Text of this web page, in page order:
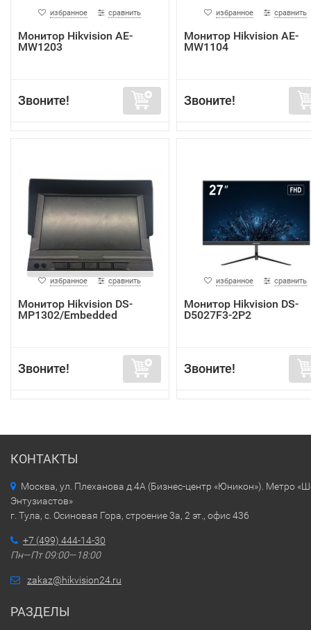
избранное сравнить
Монитор Hikvision AE-
MW1203
Звоните!
избранное сравнить
Монитор Hikvision AE-
MW1104
Звоните!
избранное сравнить
Монитор Hikvision DS-
MP1302/Embedded
Звоните!
избранное сравнить
Монитор Hikvision DS-
D5027F3-2P2
Звоните!
КОНТАКТЫ
Москва, ул. Плеханова д.4А (Бизнес-центр «Юникон»). Метро
Энтузиастов»
г. Тула, с. Осиновая Гора, строение 3а, 2 эт., офис 436
+7 (499) 444-14-30
Пн—Пт 09:00—18:00
zakaz@hikvision24.ru
РАЗДЕЛЫ